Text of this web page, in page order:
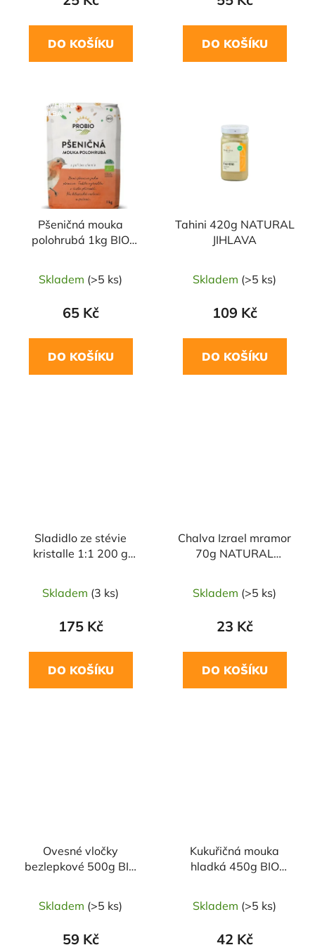
DO KOŠÍKU DO KOŠÍKU
NAŠE OVĚŘENÁ
VOLBA
Pšeničná mouka
polohrubá 1kg BIO
Skladem (>5 ks)
65 Kč
DO KOŠÍKU
Tahini 420g NATURAL
JIHLAVA
Skladem (>5 ks)
109 Kč
DO KOŠÍKU
Sladidlo ze stévie
kristalle 1:1 200 g
Skladem (3 ks)
175 Kč
DO KOŠÍKU
Chalva Izrael mramor
70g NATURAL
Skladem (>5 ks)
23 Kč
DO KOŠÍKU
Ovesné vločky
bezlepkové 500g BIO
Skladem (>5 ks)
59 Kč
Kukuřičná mouka
hladká 450g BIO
Skladem (>5 ks)
42 Kč